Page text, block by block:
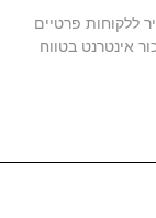
ללקוחות פרטיים
אינטרנט בטווח